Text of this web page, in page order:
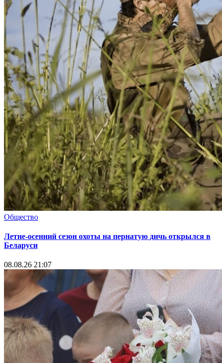
Общество
Летне-осенний сезон охоты на пернатую дичь открылся в
Беларуси
08.08.26 21:07